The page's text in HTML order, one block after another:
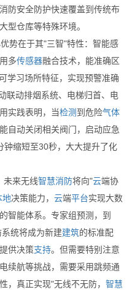
防安全防护快速覆盖到传统布
型仓库等特殊环境。
势在于其"三智"特性：智能感
多传感器融合技术，能准确区
学习场所特征，实现预警准确
联动排烟系统、电梯归首、电
实践表明，当检测 到危险气体
自动关闭相关阀门，启动应急
钟缩短至30秒，大大提升了化
来无线智慧消防将向"云端协
地决策能力， 云端平台实现大数
智能体系。专家组预测，到
统将成为新建建筑的标准配
供决策支持。但需要特别注意
续航等挑战，需要采用跳频通
，真正实现"无线不无防， 智慧